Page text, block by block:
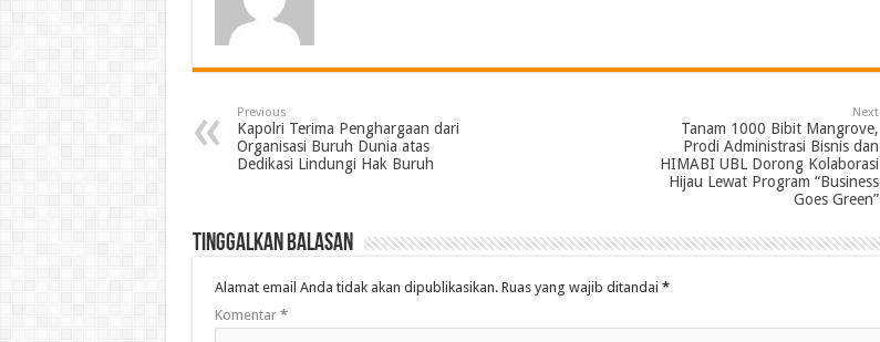
Previous
Kapolri Terima Penghargaan dari
Organisasi Buruh Dunia atas
Dedikasi Lindungi Hak Buruh
Next
Tanam 1000 Bibit Mangrove,
Prodi Administrasi Bisnis dan
HIMABI UBL Dorong Kolaborasi
Hijau Lewat Program “Business
Goes Green”
Tinggalkan Balasan
Alamat email Anda tidak akan dipublikasikan. Ruas yang wajib ditandai *
Komentar *